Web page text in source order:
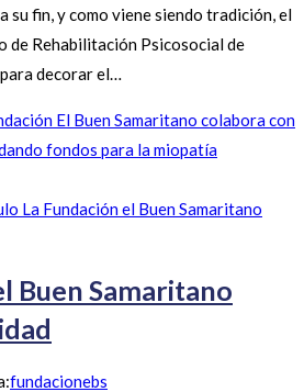
su fin, y como viene siendo tradición, el
de Rehabilitación Psicosocial de
decorar el…
El Buen Samaritano colabora con
fondos para la miopatía
Buen Samaritano
fundacionebs